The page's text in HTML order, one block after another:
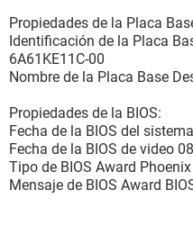
Dispositivos:
Dispositivos USB
USB
--------[ DMI
------------------
[ BIOS ]
Propiedades de la Placa
Identificación de la Placa
6A61KE11C-00
Nombre de la Placa Base
Propiedades de la BIOS:
Fecha de la BIOS del
Fecha de la BIOS de video
Tipo de BIOS Award
Mensaje de BIOS Award